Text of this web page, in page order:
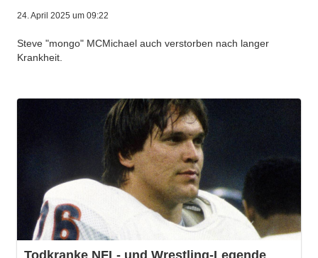
24. April 2025 um 09:22
Steve "mongo" MCMichael auch verstorben nach langer
Krankheit.
Todkranke NFL- und Wrestling-Legende